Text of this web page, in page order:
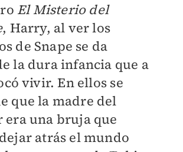
El Misterio del
, Harry, al ver los
de Snape se da
la dura infancia que a
vivir. En ellos se
que la madre del
era una bruja que
atrás el mundo